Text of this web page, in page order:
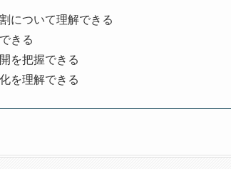
について理解できる
きる
を把握できる
を理解できる